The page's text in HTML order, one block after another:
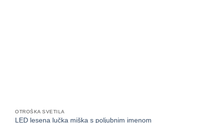
OTROŠKA SVETILA
LED lesena lučka miška s poljubnim imenom